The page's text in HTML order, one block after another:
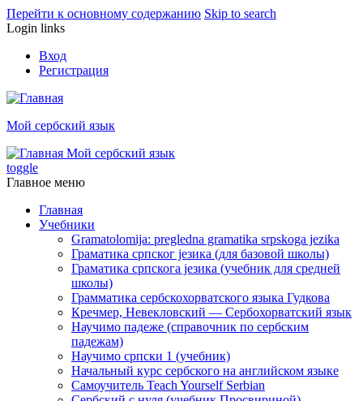
Перейти к основному содержанию Skip to search
Login links
Вход
Регистрация
Мой сербский язык
Мой сербский язык
toggle
Главное меню
Главная
Учебники
Gramatolomija: pregledna gramatika srpskoga jezika
Граматика српског jезика (для базовой школы)
Граматика српскога jезика (учебник для средней
школы)
Грамматика сербскохорватского языка Гудкова
Кречмер, Невекловский — Сербохорватский язык
Научимо падеже (справочник по сербским
падежам)
Научимо српски 1 (учебник)
Начальный курс сербского на английском языке
Самоучитель Teach Yourself Serbian